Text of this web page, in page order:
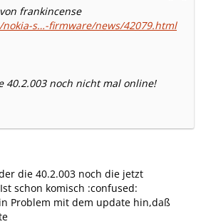
frankincense
s…-firmware/news/42079.html
40.2.003 noch nicht mal online!
die 40.2.003 noch die jetzt
schon komisch :confused:
Problem mit dem update hin,daß